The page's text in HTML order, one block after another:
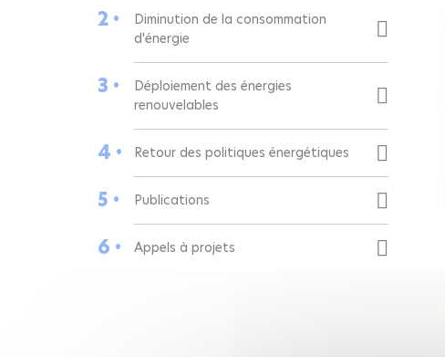
2 •
Diminution de la consommation
d'énergie
3 •
Déploiement des énergies
renouvelables
4 • Retour des politiques énergétiques
5 • Publications
6 • Appels à projets